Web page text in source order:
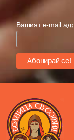
Вашият e-mail